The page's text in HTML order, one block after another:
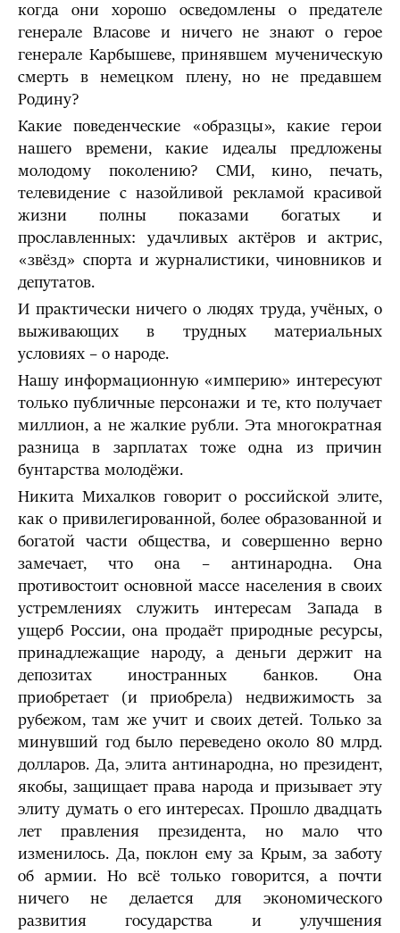
когда они хорошо осведомлены о предателе
генерале Власове и ничего не знают о герое
генерале Карбышеве, принявшем мученическую
смерть в немецком плену, но не предавшем
Родину?
Какие поведенческие «образцы», какие герои
нашего времени, какие идеалы предложены
молодому поколению? СМИ, кино, печать,
телевидение с назойливой рекламой красивой
жизни полны показами богатых и
прославленных: удачливых актёров и актрис,
«звёзд» спорта и журналистики, чиновников и
депутатов.
И практически ничего о людях труда, учёных, о
выживающих в трудных материальных
условиях – о народе.
Нашу информационную «империю» интересуют
только публичные персонажи и те, кто получает
миллион, а не жалкие рубли. Эта многократная
разница в зарплатах тоже одна из причин
бунтарства молодёжи.
Никита Михалков говорит о российской элите,
как о привилегированной, более образованной и
богатой части общества, и совершенно верно
замечает, что она – антинародна. Она
противостоит основной массе населения в своих
устремлениях служить интересам Запада в
ущерб России, она продаёт природные ресурсы,
принадлежащие народу, а деньги держит на
депозитах иностранных банков. Она
приобретает (и приобрела) недвижимость за
рубежом, там же учит и своих детей. Только за
минувший год было переведено около 80 млрд.
долларов. Да, элита антинародна, но президент,
якобы, защищает права народа и призывает эту
элиту думать о его интересах. Прошло двадцать
лет правления президента, но мало что
изменилось. Да, поклон ему за Крым, за заботу
об армии. Но всё только говорится, а почти
ничего не делается для экономического
развития государства и улучшения